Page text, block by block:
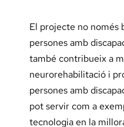
El projecte no només
persones amb
també contribueix a
neurorehabilitació i
persones amb
pot servir com a
tecnologia en la